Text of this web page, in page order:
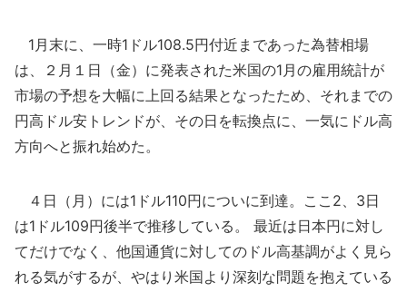
1月末に、一時1ドル108.5円付近まであった為替相場
は、２月１日（金）に発表された米国の1月の雇用統計が
市場の予想を大幅に上回る結果となったため、それまでの
円高ドル安トレンドが、その日を転換点に、一気にドル高
方向へと振れ始めた。
４日（月）には1ドル110円についに到達。ここ2、3日
は1ドル109円後半で推移している。 最近は日本円に対し
てだけでなく、他国通貨に対してのドル高基調がよく見ら
れる気がするが、やはり米国より深刻な問題を抱えている